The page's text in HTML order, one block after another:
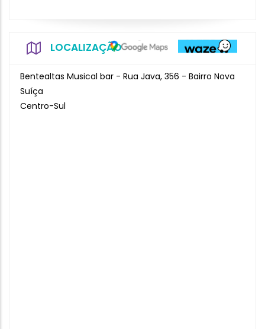
LOCALIZAÇÃO
Bentealtas Musical bar - Rua Java, 356 - Bairro Nova
Suíça
Centro-Sul